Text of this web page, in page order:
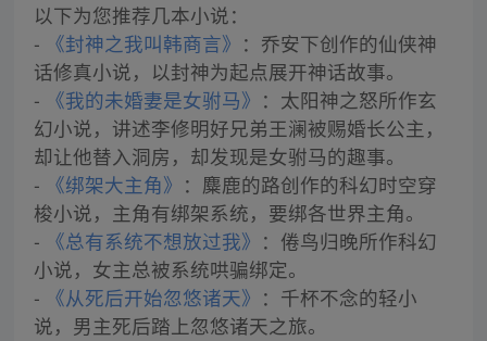
以下为您推荐几本小说：
- 《封神之我叫韩商言》 ：乔安下创作的仙侠神
话修真小说，以封神为起点展开神话故事。
- 《我的未婚妻是女驸马》 ：太阳神之怒所作玄
幻小说，讲述李修明好兄弟王澜被赐婚长公主，
却让他替入洞房，却发现是女驸马的趣事。
- 《绑架大主角》 ：麋鹿的路创作的科幻时空穿
梭小说，主角有绑架系统，要绑各世界主角。
- 《总有系统不想放过我》 ：倦鸟归晚所作科幻
小说，女主总被系统哄骗绑定。
- 《从死后开始忽悠诸天》 ：千杯不念的轻小
说，男主死后踏上忽悠诸天之旅。